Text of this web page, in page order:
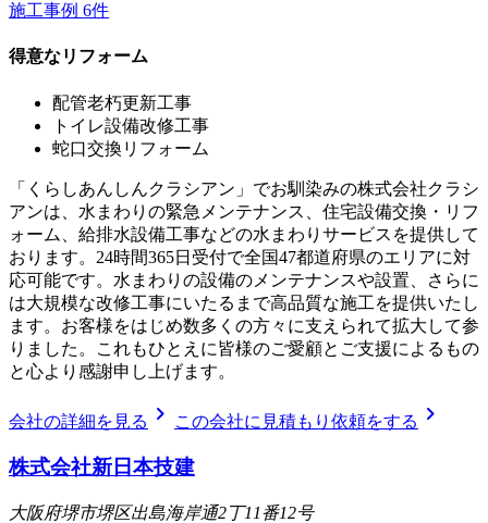
施工事例 6件
得意なリフォーム
配管老朽更新工事
トイレ設備改修工事
蛇口交換リフォーム
「くらしあんしんクラシアン」でお馴染みの株式会社クラシ
アンは、水まわりの緊急メンテナンス、住宅設備交換・リフ
ォーム、給排水設備工事などの水まわりサービスを提供して
おります。24時間365日受付で全国47都道府県のエリアに対
応可能です。水まわりの設備のメンテナンスや設置、さらに
は大規模な改修工事にいたるまで高品質な施工を提供いたし
ます。お客様をはじめ数多くの方々に支えられて拡大して参
りました。これもひとえに皆様のご愛顧とご支援によるもの
と心より感謝申し上げます。
会社の詳細を見る chevron_right この会社に見積もり依頼をする chevron_right
株式会社新日本技建
大阪府堺市堺区出島海岸通2丁11番12号